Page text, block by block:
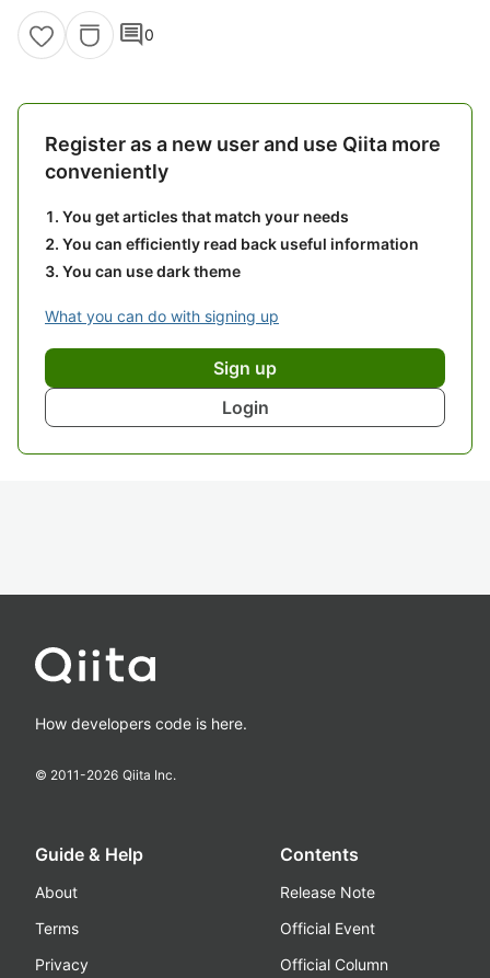
comment0
Register as a new user and use Qiita more
conveniently
You get articles that match your needs
You can efficiently read back useful information
You can use dark theme
What you can do with signing up
Sign up
Login
How developers code is here.
© 2011-2026 Qiita Inc.
Guide & Help
About
Terms
Privacy
Contents
Release Note
Official Event
Official Column